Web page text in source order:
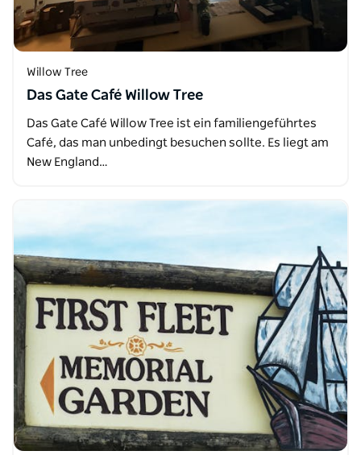
Willow Tree
Das Gate Café Willow Tree
Das Gate Café Willow Tree ist ein familiengeführtes
Café, das man unbedingt besuchen sollte. Es liegt am
New England…